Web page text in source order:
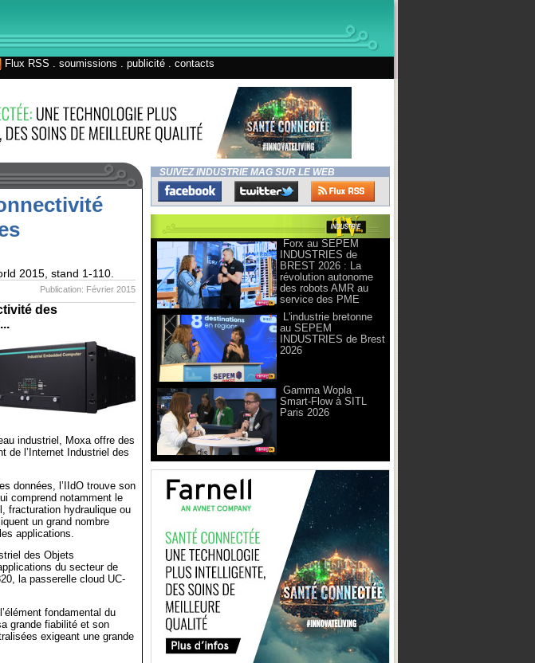
Flux RSS soumissions publicité contacts
2015, stand 1-110.
Publication: Février 2015
des
industriel, Moxa offre des
de l’Internet Industriel des
données, l’IIdO trouve son
comprend notamment le
fracturation hydraulique ou
un grand nombre
applications.
des Objets
du secteur de
la passerelle cloud UC-
fondamental du
grande fiabilité et son
exigeant une grande
SUIVEZ INDUSTRIE MAG SUR LE WEB
Forx au SEPEM
INDUSTRIES de
BREST 2026 : La
révolution autonome
des robots AMR au
service des PME
L'industrie bretonne
au SEPEM
INDUSTRIES de Brest
2026
Gamma Wopla
Smart-Flow à SITL
Paris 2026